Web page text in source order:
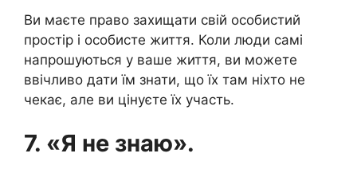
Ви маєте право захищати свій особистий
простір і особисте життя. Коли люди самі
напрошуються у ваше життя, ви можете
ввічливо дати їм знати, що їх там ніхто не
чекає, але ви цінуєте їх участь.
7. «Я не знаю».